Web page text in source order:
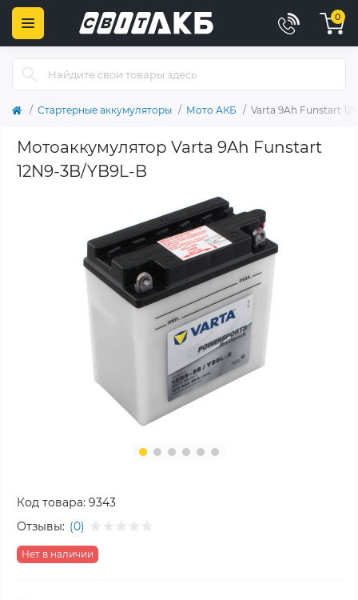
0
Стартерные аккумуляторы Мото АКБ Varta 9Ah Funstart
Мотоаккумулятор Varta 9Ah Funstart
12N9-3B/YB9L-B
Код товара: 9343
Отзывы: (0)
Нет в наличии